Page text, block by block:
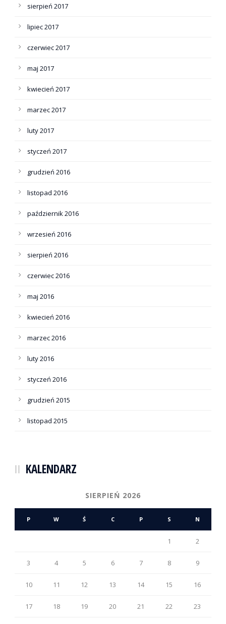
sierpień 2017
lipiec 2017
czerwiec 2017
maj 2017
kwiecień 2017
marzec 2017
luty 2017
styczeń 2017
grudzień 2016
listopad 2016
październik 2016
wrzesień 2016
sierpień 2016
czerwiec 2016
maj 2016
kwiecień 2016
marzec 2016
luty 2016
styczeń 2016
grudzień 2015
listopad 2015
KALENDARZ
SIERPIEŃ 2026
P W Ś C P S N
1 2
3 4 5 6 7 8 9
10 11 12 13 14 15 16
17 18 19 20 21 22 23